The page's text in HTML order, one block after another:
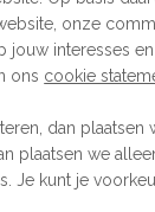
aan je bezoek
bedden. Hier vind
die je op
slaapkamer er
een stijl die bij
en substijlen
kan je kiezen
onze
jouw interesses
ons cookie
dan plaatsen
plaatsen we
Je kunt je